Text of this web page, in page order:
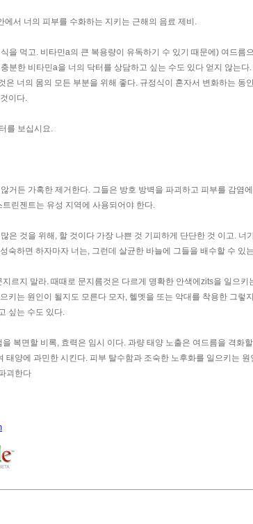
에서 너의 피부를 수화하는 지키는 근해의 음료 제비.
을 먹고. 비타민a의 큰 복용량이 유독하기 수 있기 때문에) 여드름
분한 비타민a을 너의 닥터를 상담하고 싶는 수도 있다 얻지 않는
은 너의 몸의 모든 부분을 위해 좋다. 규정식이 혼자서 변화하는 동
이다.
를 보십시요.
거든 가혹한 제거한다. 그들은 방호 방벽을 파괴하고 피부를 감염
린젠트는 유성 지역에 사용되어야 한다.
은 것을 위해, 할 것이다 가장 나쁜 것 기피하게 단단한 것 이고. 너
숙하면 하자마자 너는, 그런데 살균한 바늘에 그들을 배수할 수 있
르지 말라. 때때로 문지름것은 다르게 명확한 안색에zits을 일으키
키는 원인이 될지도 모른다 모자, 헬멧을 또는 악대를 착용한 그렇
싶는 수도 있다.
복면할 비록, 효력은 임시 이다. 과량 태양 노출은 여드름을 격화
태양에 과민한 시킨다. 피부 탈수함과 조숙한 노후화를 일으키는
괴한다